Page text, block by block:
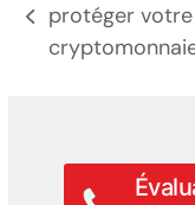
poste
précédent:
protéger votre